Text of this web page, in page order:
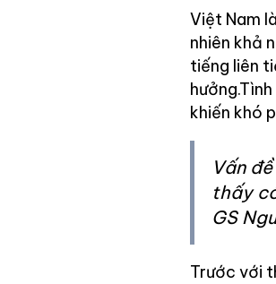
Việt Nam
nhiên khả
tiếng liên
khiến khó
Vấn
thấy
GS
Trước với